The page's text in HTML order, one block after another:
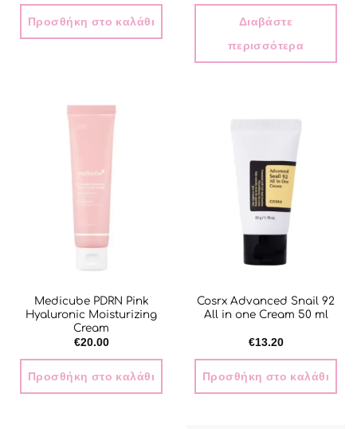
Προσθήκη στο καλάθι
Διαβάστε
περισσότερα
Medicube PDRN Pink
Hyaluronic Moisturizing
Cream
€20.00
Προσθήκη στο καλάθι
Cosrx Advanced Snail 92
All in one Cream 50 ml
€13.20
Προσθήκη στο καλάθι